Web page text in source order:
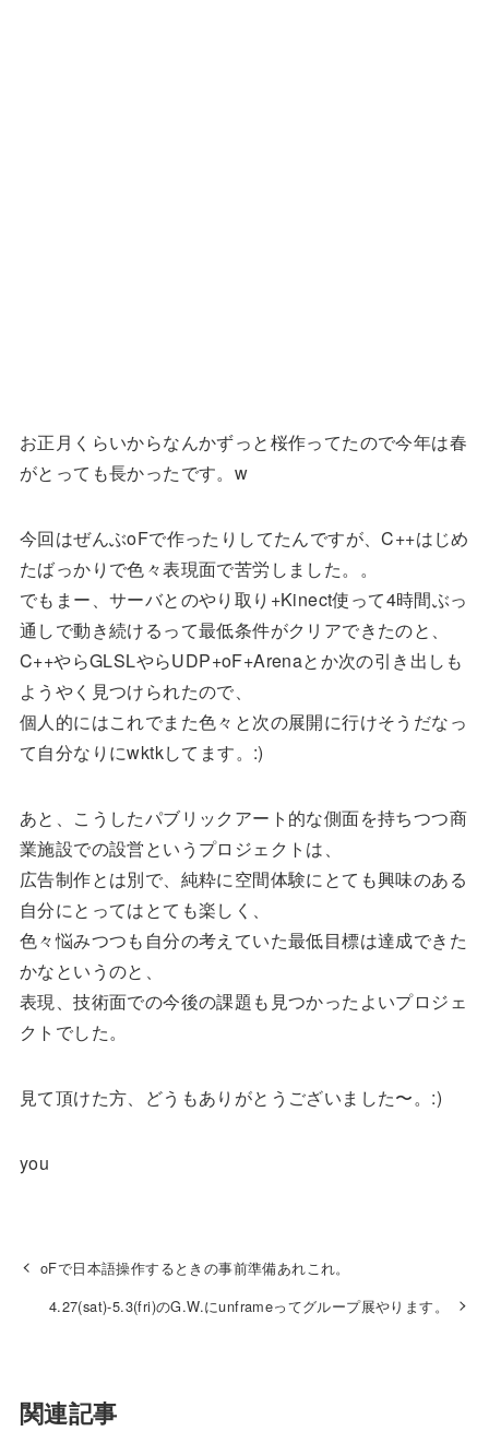
お正月くらいからなんかずっと桜作ってたので今年は春
がとっても長かったです。w
今回はぜんぶoFで作ったりしてたんですが、C++はじめ
たばっかりで色々表現面で苦労しました。。
でもまー、サーバとのやり取り+Kinect使って4時間ぶっ
通しで動き続けるって最低条件がクリアできたのと、
C++やらGLSLやらUDP+oF+Arenaとか次の引き出しも
ようやく見つけられたので、
個人的にはこれでまた色々と次の展開に行けそうだなっ
て自分なりにwktkしてます。:)
あと、こうしたパブリックアート的な側面を持ちつつ商
業施設での設営というプロジェクトは、
広告制作とは別で、純粋に空間体験にとても興味のある
自分にとってはとても楽しく、
色々悩みつつも自分の考えていた最低目標は達成できた
かなというのと、
表現、技術面での今後の課題も見つかったよいプロジェ
クトでした。
見て頂けた方、どうもありがとうございました〜。:)
you
oFで日本語操作するときの事前準備あれこれ。
4.27(sat)-5.3(fri)のG.W.にunframeってグループ展やります。
関連記事